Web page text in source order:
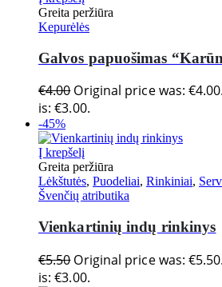
Greita peržiūra
Kepurėlės
Galvos papuošimas
€4.00 Original price was: €4.00.
is: €3.00.
-45%
Į krepšelį
Greita peržiūra
Lėkštutės, Puodeliai, Rinkiniai,
Švenčių atributika
Vienkartinių indų rinkinys
€5.50 Original price was: €5.50.
is: €3.00.